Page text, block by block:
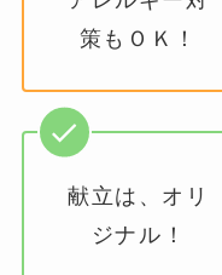
策もＯＫ！
献立は、オリ
ジナル！